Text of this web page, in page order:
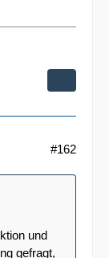
#162
und
gefragt,